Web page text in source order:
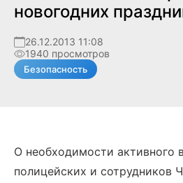
новогодних
26.12.2013 11:08
1940 просмотров
Безопасность
О необходимости активного
полицейских и сотрудников